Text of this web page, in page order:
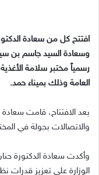
افتتح كل من سعادة
وسعادة السيد جاسم بن
رسمياً مختبر سلامة الأغذية
العامة وذلك بميناء حمد.
بعد الافتتاح، قامت
والاتصالات بجولة في
وأكدت سعادة الدكتورة
الوزارة على تعزيز قدرات